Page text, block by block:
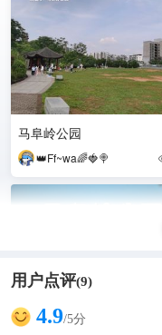
马阜岭公园
👑Ff~wa🌈🍓🍭
｜耒阳本地游｜主题公园
行则致远
用户点评(9)
4.9/5分